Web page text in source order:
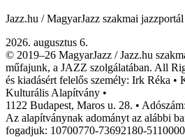
Jazz.hu / MagyarJazz szakmai jazzportál
2026. augusztus 6.
© 2019–26 MagyarJazz / Jazz.hu
műfajunk, a JAZZ szolgálatában. All
és kiadásért felelős személy: Irk Réka •
Kulturális Alapítvány •
1122 Budapest, Maros u. 28. •
Az alapítványnak adományt az alábbi
fogadjuk: 10700770-73692180-